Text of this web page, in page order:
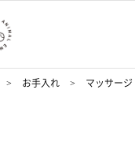
お手入れ マッサージ